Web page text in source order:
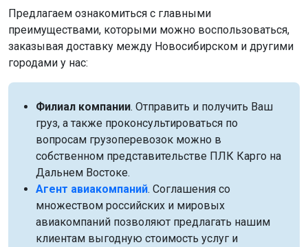
Предлагаем ознакомиться с главными
преимуществами, которыми можно воспользоваться,
заказывая доставку между Новосибирском и другими
городами у нас:
Филиал компании. Отправить и получить Ваш
груз, а также проконсультироваться по
вопросам грузоперевозок можно в
собственном представительстве ПЛК Карго на
Дальнем Востоке.
Агент авиакомпаний. Соглашения со
множеством российских и мировых
авиакомпаний позволяют предлагать нашим
клиентам выгодную стоимость услуг и